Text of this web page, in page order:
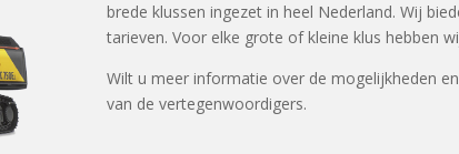
brede klussen ingezet in heel Nederland. Wij
tarieven. Voor elke grote of kleine klus hebben
Wilt u meer informatie over de mogelijkheden
van de vertegenwoordigers.